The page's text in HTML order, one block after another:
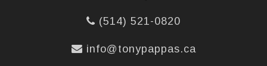
(514) 521-0820
info@tonypappas.ca